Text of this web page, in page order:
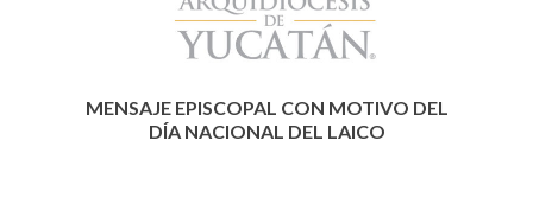
MENSAJE EPISCOPAL CON MOTIVO DEL
DÍA NACIONAL DEL LAICO